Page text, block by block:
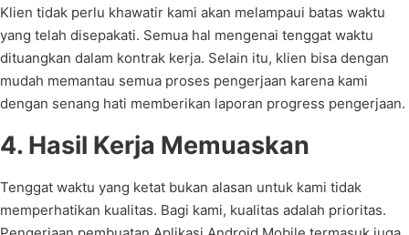
Klien tidak perlu khawatir kami akan melampaui batas waktu
yang telah disepakati. Semua hal mengenai tenggat waktu
dituangkan dalam kontrak kerja. Selain itu, klien bisa dengan
mudah memantau semua proses pengerjaan karena kami
dengan senang hati memberikan laporan progress pengerjaan.
4. Hasil Kerja Memuaskan
Tenggat waktu yang ketat bukan alasan untuk kami tidak
memperhatikan kualitas. Bagi kami, kualitas adalah prioritas.